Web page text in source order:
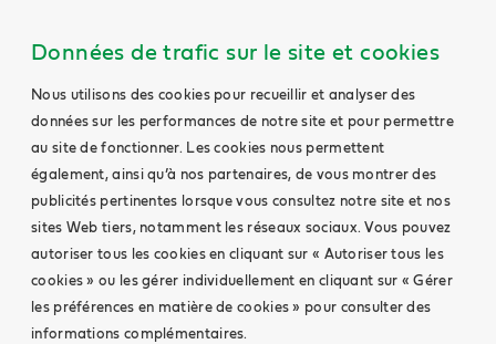
Données de trafic sur le site et cookies
Nous utilisons des cookies pour recueillir et analyser des
données sur les performances de notre site et pour permettre
au site de fonctionner. Les cookies nous permettent
également, ainsi qu’à nos partenaires, de vous montrer des
publicités pertinentes lorsque vous consultez notre site et nos
sites Web tiers, notamment les réseaux sociaux. Vous pouvez
autoriser tous les cookies en cliquant sur « Autoriser tous les
cookies » ou les gérer individuellement en cliquant sur « Gérer
les préférences en matière de cookies » pour consulter des
informations complémentaires.